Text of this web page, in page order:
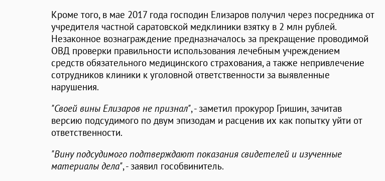
Кроме того, в мае 2017 года господин Елизаров получил через посредника от
учредителя частной саратовской медклиники взятку в 2 млн рублей.
Незаконное вознаграждение предназначалось за прекращение проводимой
ОВД проверки правильности использования лечебным учреждением
средств обязательного медицинского страхования, а также непривлечение
сотрудников клиники к уголовной ответственности за выявленные
нарушения.
"Своей вины Елизаров не признал", - заметил прокурор Гришин, зачитав
версию подсудимого по двум эпизодам и расценив их как попытку уйти от
ответственности.
"Вину подсудимого подтверждают показания свидетелей и изученные
материалы дела", - заявил гособвинитель.